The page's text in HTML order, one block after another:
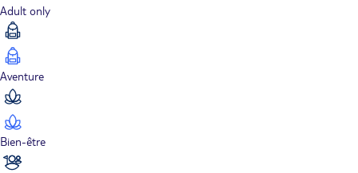
Adult only
Aventure
Bien-être